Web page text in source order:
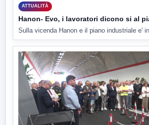
ATTUALITÀ
Hanon- Evo, i lavoratori dicono si al
Sulla vicenda Hanon e il piano industriale e'